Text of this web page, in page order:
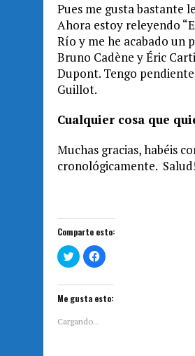
Pues me gusta bastante
Ahora estoy releyendo
Río y me he acabado un
Bruno Cadène y Éric
Dupont. Tengo
Guillot.
Cualquier cosa que
Muchas gracias, habéis
cronológicamente.
Comparte esto:
H
a
l
i
c
a
H
a
l
i
c
Me gusta esto:
Cargando...